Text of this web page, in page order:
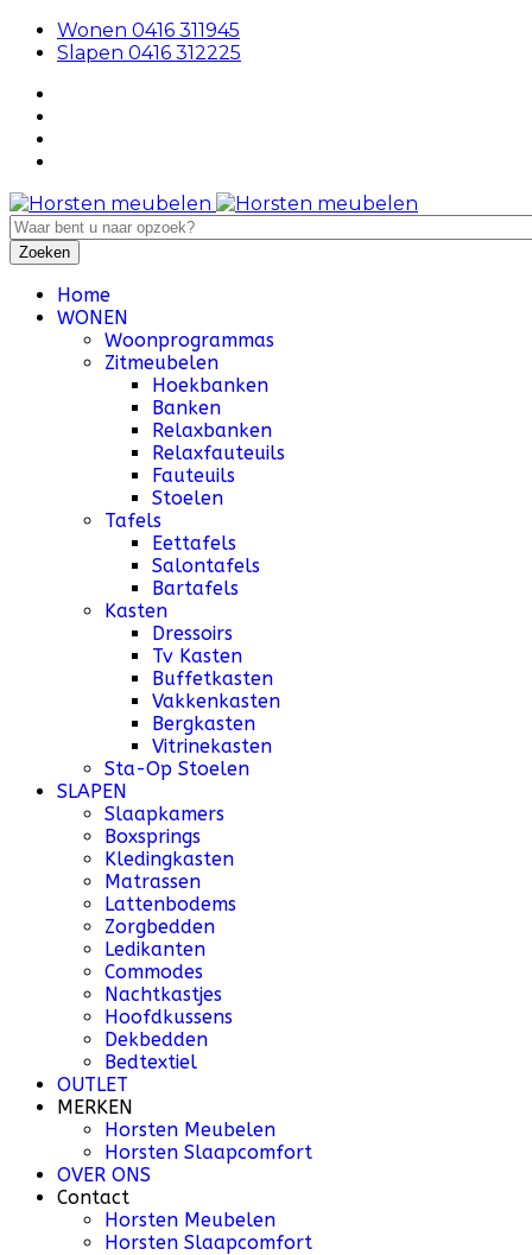
Wonen 0416 311945
Slapen 0416 312225
Home
WONEN
Woonprogrammas
Zitmeubelen
Hoekbanken
Banken
Relaxbanken
Relaxfauteuils
Fauteuils
Stoelen
Tafels
Eettafels
Salontafels
Bartafels
Kasten
Dressoirs
Tv Kasten
Buffetkasten
Vakkenkasten
Bergkasten
Vitrinekasten
Sta-Op Stoelen
SLAPEN
Slaapkamers
Boxsprings
Kledingkasten
Matrassen
Lattenbodems
Zorgbedden
Ledikanten
Commodes
Nachtkastjes
Hoofdkussens
Dekbedden
Bedtextiel
OUTLET
MERKEN
Horsten Meubelen
Horsten Slaapcomfort
OVER ONS
Contact
Horsten Meubelen
Horsten Slaapcomfort